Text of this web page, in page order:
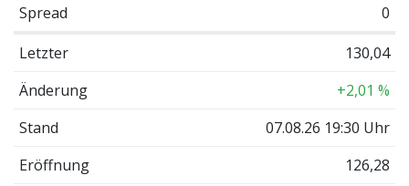
Spread
0
Letzter
130,04
Änderung
+2,01 %
Stand
07.08.26 19:30 Uhr
Eröffnung
126,28